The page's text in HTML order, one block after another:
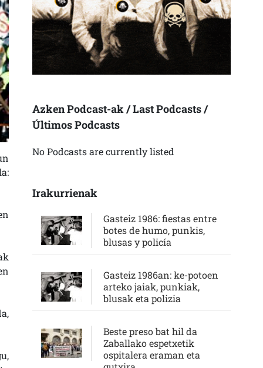
Azken Podcast-ak / Last Podcasts /
Últimos Podcasts
No Podcasts are currently listed
Irakurrienak
Gasteiz 1986: fiestas entre
botes de humo, punkis,
blusas y policía
Gasteiz 1986an: ke-potoen
arteko jaiak, punkiak,
blusak eta polizia
Beste preso bat hil da
Zaballako espetxetik
ospitalera eraman eta